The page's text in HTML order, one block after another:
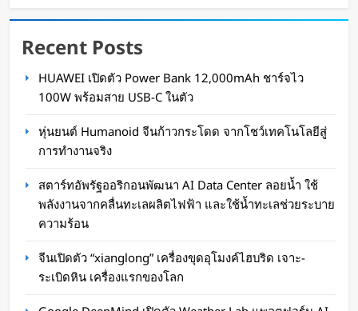
สตาร์ทอัพรัฐออริกอนพัฒนา AI Data Center ลอย
น้ำ ใช้พลังงานจากคลื่นทะเลผลิตไฟฟ้า และใช้น้ำ
Oat Content
Recent Posts
HUAWEI เปิดตัว Power Bank 12,000mAh ชาร์จไว
100W พร้อมสาย USB-C ในตัว
หุ่นยนต์ Humanoid จีนก้าวกระโดด จากโชว์เทคโนโลยีสู่
การทำงานจริง
สตาร์ทอัพรัฐออริกอนพัฒนา AI Data Center ลอยน้ำ ใช้
พลังงานจากคลื่นทะเลผลิตไฟฟ้า และใช้น้ำทะเลช่วยระบาย
ความร้อน
จีนเปิดตัว “xianglong” เครื่องขุดอุโมงค์ไฮบริด เจาะ-
ระเบิดหิน เครื่องแรกของโลก